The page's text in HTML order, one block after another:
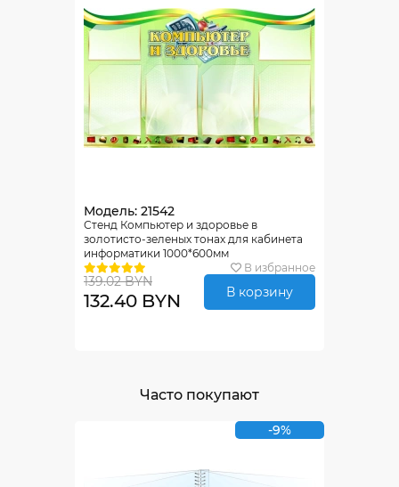
Модель: 21542
Стенд Компьютер и здоровье в
золотисто-зеленых тонах для кабинета
информатики 1000*600мм
В избранное
139.02 BYN
132.40 BYN В корзину
Часто покупают
-9%